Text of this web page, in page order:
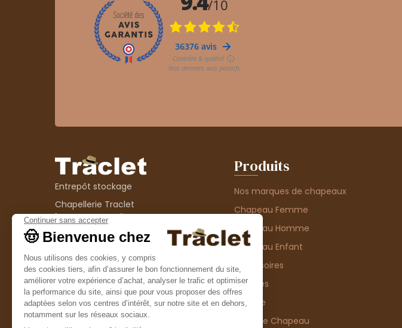
Entrepôt stockage
Chapellerie Traclet
14 Impasse Bardin
42300 Roanne
contact@chapellerie-traclet.com
Boutique
Chapellerie Traclet
4 rue de Cadore
42300 Roanne
Produits
Nos marques de chapeaux
Chapeau Femme
Chapeau Homme
Chapeau Enfant
Accessoires
Thèmes
Matière
Type de Chapeau